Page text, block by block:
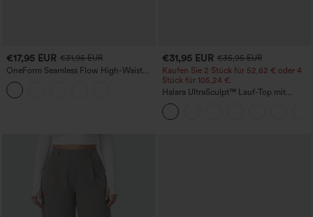
€17,95 EUR €31,95 EUR
OneForm Seamless Flow High-Waist
Yogaleggings – nahtlos, mit hoher
Taille, bauchformend und mit
Hebeeffekt für den Po
€31,95 EUR €35,95 EUR
Kaufen Sie 2 Stück für 52,62 € oder 4
Stück für 105,24 €.
Halara UltraSculpt™ Lauf-Top mit
rundem Ausschnitt und überkreuztem
Rücken, Cup-Größen DD-F